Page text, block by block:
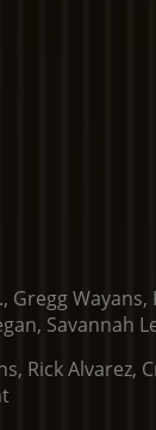
Savannah
Rick Alvarez,